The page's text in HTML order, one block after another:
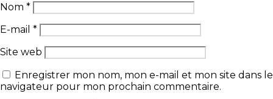
Nom *
E-mail *
Site web
Enregistrer mon nom, mon e-mail et mon site dans le
navigateur pour mon prochain commentaire.